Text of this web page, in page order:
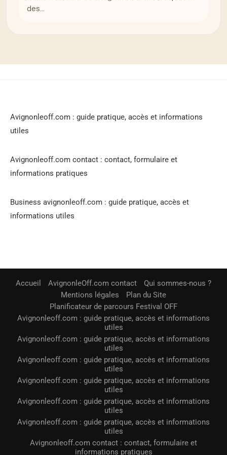
des…
Avignonleoff.com : guide pratique, accès et informations
utiles
Avignonleoff.com contact : contact, formulaire et
informations pratiques
Business avignonleoff.com : guide pratique, accès et
informations utiles
Accueil AvignonleOff.com contact
Qui sommes-nous ?
Mentions légales
Plan du Site
Planificateur de parcours Festival OFF
Avignonleoff.com : guide pratique, accès et informations
utiles
Avignonleoff.com : guide pratique, accès et informations
utiles
Avignonleoff.com : guide pratique, accès et informations
utiles
Avignonleoff.com : guide pratique, accès et informations
utiles
Avignonleoff.com : guide pratique, accès et informations
utiles
Avignonleoff.com : guide pratique, accès et informations
utiles
Avignonleoff.com contact : contact, formulaire et
informations pratiques